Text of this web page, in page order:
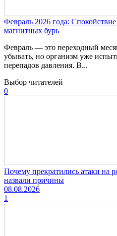
Февраль 2026 года:
магнитных бурь
Февраль — это переходный
убывать, но организм уже
перепадов давления. В...
Выбор читателей
0
Почему прекратились атаки на
назвали причины
08.08.2026
1